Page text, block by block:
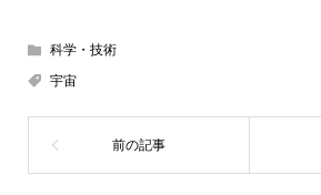
科学・技術
宇宙